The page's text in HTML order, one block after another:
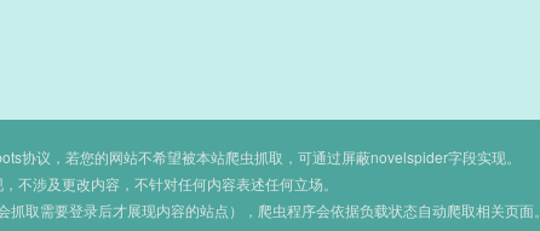
协议，若您的网站不希望被本站爬虫抓取，可通过屏蔽novelspider字段实现。
不涉及更改内容，不针对任何内容表述任何立场。
取需要登录后才展现内容的站点），爬虫程序会依据负载状态自动爬取相关页面。